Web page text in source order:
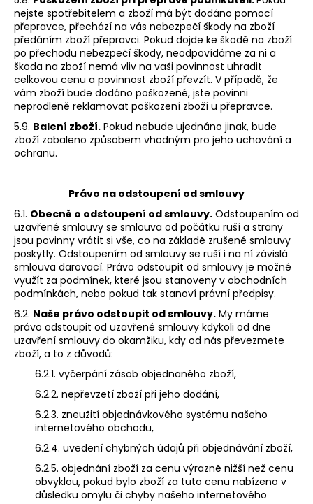
nejste spotřebitelem a zboží má být dodáno pomocí
přepravce, přechází na vás nebezpečí škody na zboží
předáním zboží přepravci. Pokud dojde ke škodě na zboží
po přechodu nebezpečí škody, neodpovídáme za ni a
škoda na zboží nemá vliv na vaši povinnost uhradit
celkovou cenu a povinnost zboží převzít. V případě, že
vám zboží bude dodáno poškozené, jste povinni
neprodleně reklamovat poškození zboží u přepravce.
5.9. Balení zboží. Pokud nebude ujednáno jinak, bude
zboží zabaleno způsobem vhodným pro jeho uchování a
ochranu.
Právo na odstoupení od smlouvy
6.1. Obecně o odstoupení od smlouvy. Odstoupením od
uzavřené smlouvy se smlouva od počátku ruší a strany
jsou povinny vrátit si vše, co na základě zrušené smlouvy
poskytly. Odstoupením od smlouvy se ruší i na ní závislá
smlouva darovací. Právo odstoupit od smlouvy je možné
využít za podmínek, které jsou stanoveny v obchodních
podmínkách, nebo pokud tak stanoví právní předpisy.
6.2. Naše právo odstoupit od smlouvy. My máme
právo odstoupit od uzavřené smlouvy kdykoli od dne
uzavření smlouvy do okamžiku, kdy od nás převezmete
zboží, a to z důvodů:
6.2.1. vyčerpání zásob objednaného zboží,
6.2.2. nepřevzetí zboží při jeho dodání,
6.2.3. zneužití objednávkového systému našeho
internetového obchodu,
6.2.4. uvedení chybných údajů při objednávání zboží,
6.2.5. objednání zboží za cenu výrazně nižší než cenu
obvyklou, pokud bylo zboží za tuto cenu nabízeno v
důsledku omylu či chyby našeho internetového